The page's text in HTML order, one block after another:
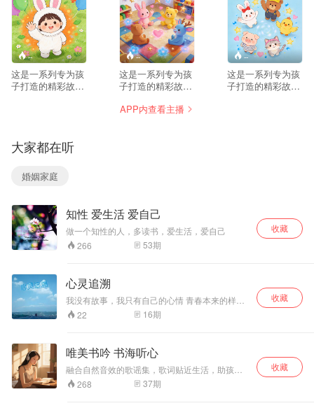
--
这是一系列专为孩
子打造的精彩故
--
这是一系列专为孩
子打造的精彩故
满想象的奇妙世
--
这是一系列专为孩
子打造的精彩故
APP内查看主播
大家都在听
婚姻家庭
知性 爱生活 爱自己
做一个知性的人，多读书，爱生活，爱自己
266
53期
收藏
心灵追溯
我没有故事，我只有自己的心情 青春本来的样子
我不知道，因为我还在这里 青春以后的样子我也
不知道，因为我还没去 我在这最后的无忧的日子
缘，情随缘而定，缘深缘浅，自有定数，善念长
存。 细细品味，青春本来的样子 欢迎各位支持，
投稿可加15877355381
22 16期
收藏
唯美书吟 书海听心
融合自然音效的歌谣集，歌词贴近生活，助孩子
在聆听中建立对世界的认知。
268 37期
收藏